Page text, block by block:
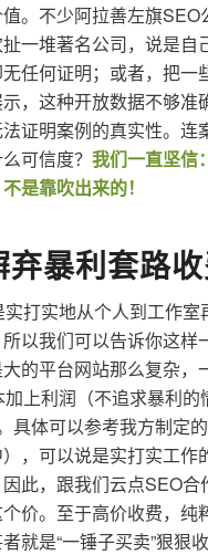
。不少阿拉善左旗SEO
一堆著名公司，说是自
任何证明；或者，把一
，这种开放数据不够准
证明案例的真实性。连
可信度？ 我们一直坚信
是靠吹出来的！
弃暴利套路
打实地从个人到工作室
以我们可以告诉你这样
的平台网站那么复杂，
上利润（不追求暴利的
具体可以参考我方制定
，可以说是实打实工作
此，跟我们云点SEO合
价。至于高价收费，纯
就是“一锤子买卖”狠狠